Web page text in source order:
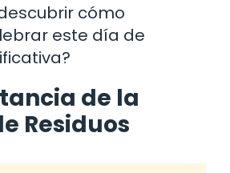
cómo
este día de
de la
Residuos